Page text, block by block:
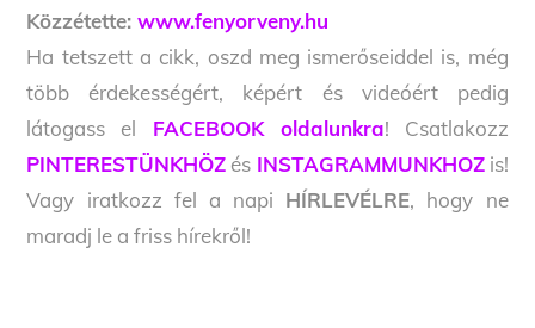
Közzétette:www.fenyorveny.hu
Ha tetszett a cikk, oszd meg ismerőseiddel is, még
több érdekességért, képért és videóért pedig
látogass el FACEBOOK oldalunkra! Csatlakozz
PINTERESTÜNKHÖZ és INSTAGRAMMUNKHOZis!
Vagy iratkozz fel a napi HÍRLEVÉLRE, hogy ne
maradj le a friss hírekről!